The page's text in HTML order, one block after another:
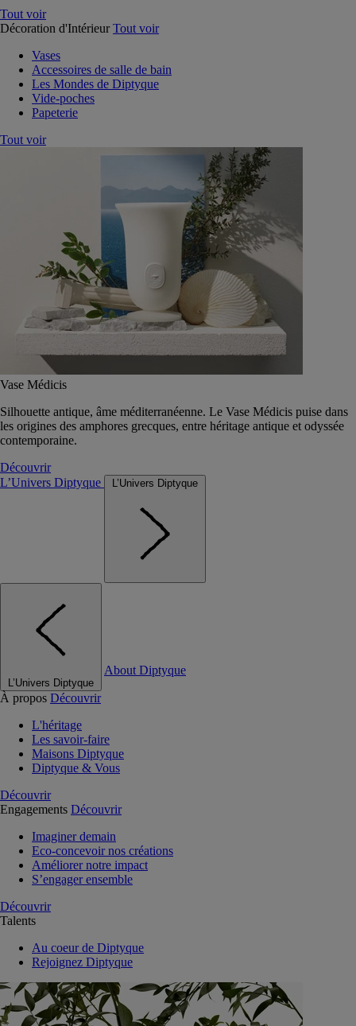
Tout voir
Décoration d'Intérieur Tout voir
Vases
Accessoires de salle de bain
Les Mondes de Diptyque
Vide-poches
Papeterie
Tout voir
Vase Médicis
Silhouette antique, âme méditerranéenne. Le Vase Médicis puise dans
les origines des amphores grecques, entre héritage antique et odyssée
contemporaine.
Découvrir
L’Univers Diptyque
L’Univers Diptyque
L’Univers Diptyque
About Diptyque
À propos Découvrir
L'héritage
Les savoir-faire
Maisons Diptyque
Diptyque & Vous
Découvrir
Engagements Découvrir
Imaginer demain
Eco-concevoir nos créations
Améliorer notre impact
S’engager ensemble
Découvrir
Talents
Au coeur de Diptyque
Rejoignez Diptyque